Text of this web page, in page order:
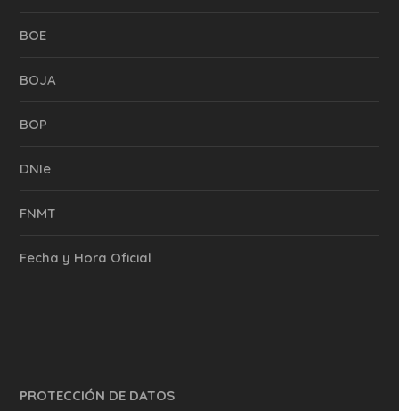
BOE
BOJA
BOP
DNIe
FNMT
Fecha y Hora Oficial
PROTECCIÓN DE DATOS